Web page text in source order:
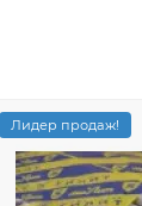
Лидер продаж!